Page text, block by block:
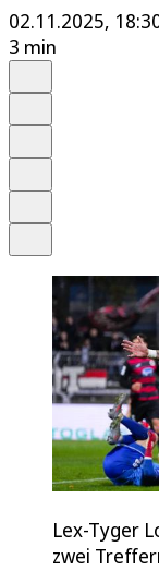
02.11.2025,
3 min
Lex-Tyger
zwei